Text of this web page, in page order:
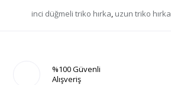
inci düğmeli triko hırka, uzun triko hırka
%100 Güvenli
Alışveriş